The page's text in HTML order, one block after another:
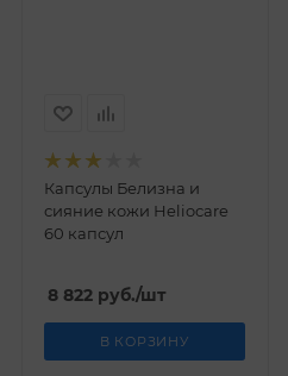
Капсулы Белизна и
сияние кожи Нelioсare
60 капсул
8 822руб./шт
В КОРЗИНУ